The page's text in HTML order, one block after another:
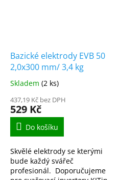
Bazické elektrody EVB 50
2,0x300 mm/ 3,4 kg
Skladem (2 ks)
437,19 Kč bez DPH
529 Kč
Do košíku
Skvělé elektrody se kterými
bude každý svářeč
profesionál. Doporučujeme